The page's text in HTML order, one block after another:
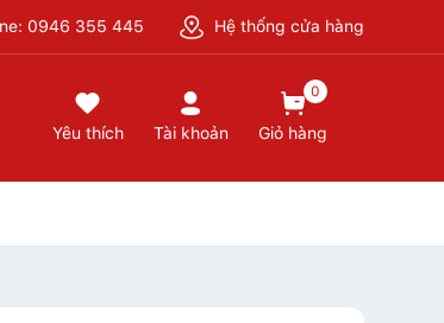
0946 355 445 Hệ thống cửa hàng
Yêu thích Tài khoản
0
Giỏ hàng